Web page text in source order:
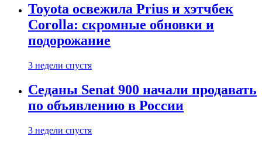
Toyota освежила Prius и хэтчбек
Corolla: скромные обновки и
подорожание
3 недели спустя
Седаны Senat 900 начали продавать
по объявлению в России
3 недели спустя